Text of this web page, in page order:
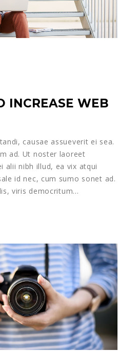
INCREASE WEB
causae assueverit ei sea.
ad. Ut noster laoreet
alii nibh illud, ea vix atqui
id nec, cum sumo sonet ad.
viris democritum…